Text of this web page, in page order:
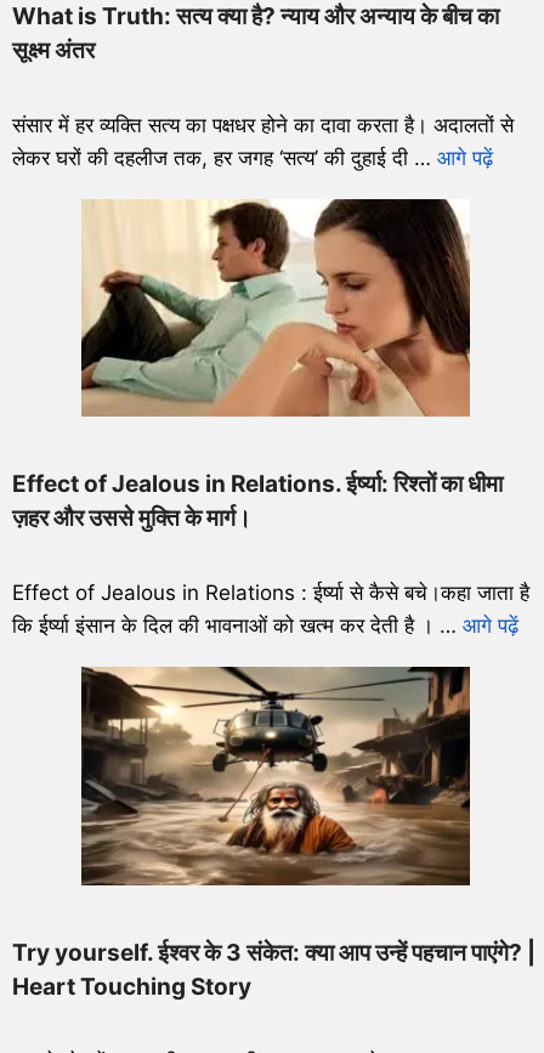
What is Truth: सत्य क्या है? न्याय और अन्याय के बीच का
सूक्ष्म अंतर
संसार में हर व्यक्ति सत्य का पक्षधर होने का दावा करता है। अदालतों से
लेकर घरों की दहलीज तक, हर जगह ‘सत्य’ की दुहाई दी … आगे पढ़ें
Effect of Jealous in Relations. ईर्ष्या: रिश्तों का धीमा
ज़हर और उससे मुक्ति के मार्ग।
Effect of Jealous in Relations : ईर्ष्या से कैसे बचे।कहा जाता है
कि ईर्ष्या इंसान के दिल की भावनाओं को खत्म कर देती है । … आगे पढ़ें
Try yourself. ईश्वर के 3 संकेत: क्या आप उन्हें पहचान पाएंगे? |
Heart Touching Story